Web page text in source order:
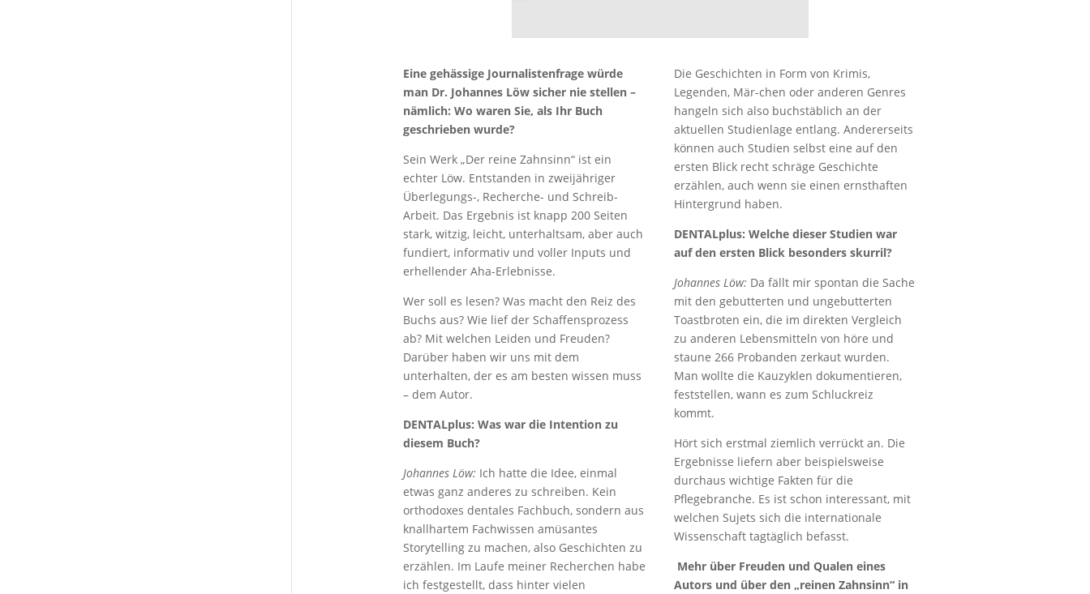
Eine gehässige Journalistenfrage würde
man Dr. Johannes Löw sicher nie stellen –
nämlich: Wo waren Sie, als Ihr Buch
geschrieben wurde?
Sein Werk „Der reine Zahnsinn“ ist ein
echter Löw. Entstanden in zweijähriger
Überlegungs-, Recherche- und Schreib-
Arbeit. Das Ergebnis ist knapp 200 Seiten
stark, witzig, leicht, unterhaltsam, aber auch
fundiert, informativ und voller Inputs und
erhellender Aha-Erlebnisse.
Wer soll es lesen? Was macht den Reiz des
Buchs aus? Wie lief der Schaffensprozess
ab? Mit welchen Leiden und Freuden?
Darüber haben wir uns mit dem
unterhalten, der es am besten wissen muss
– dem Autor.
DENTALplus: Was war die Intention zu
diesem Buch?
Johannes Löw: Ich hatte die Idee, einmal
etwas ganz anderes zu schreiben. Kein
orthodoxes dentales Fachbuch, sondern aus
knallhartem Fachwissen amüsantes
Storytelling zu machen, also Geschichten zu
erzählen. Im Laufe meiner Recherchen habe
ich festgestellt, dass hinter vielen
Die Geschichten in Form von Krimis,
Legenden, Mär-chen oder anderen Genres
hangeln sich also buchstäblich an der
aktuellen Studienlage entlang. Andererseits
können auch Studien selbst eine auf den
ersten Blick recht schräge Geschichte
erzählen, auch wenn sie einen ernsthaften
Hintergrund haben.
DENTALplus: Welche dieser Studien war
auf den ersten Blick besonders skurril?
Johannes Löw: Da fällt mir spontan die Sache
mit den gebutterten und ungebutterten
Toastbroten ein, die im direkten Vergleich
zu anderen Lebensmitteln von höre und
staune 266 Probanden zerkaut wurden.
Man wollte die Kauzyklen dokumentieren,
feststellen, wann es zum Schluckreiz
kommt.
Hört sich erstmal ziemlich verrückt an. Die
Ergebnisse liefern aber beispielsweise
durchaus wichtige Fakten für die
Pflegebranche. Es ist schon interessant, mit
welchen Sujets sich die internationale
Wissenschaft tagtäglich befasst.
Mehr über Freuden und Qualen eines
Autors und über den „reinen Zahnsinn“ in